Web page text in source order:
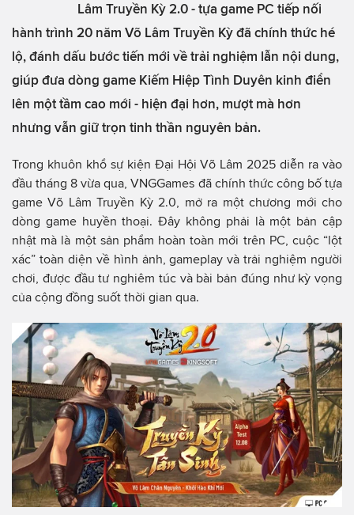
Lâm Truyền Kỳ 2.0 - tựa game PC tiếp nối
hành trình 20 năm Võ Lâm Truyền Kỳ đã chính thức hé
lộ, đánh dấu bước tiến mới về trải nghiệm lẫn nội dung,
giúp đưa dòng game Kiếm Hiệp Tình Duyên kinh điển
lên một tầm cao mới - hiện đại hơn, mượt mà hơn
nhưng vẫn giữ trọn tinh thần nguyên bản.
Trong khuôn khổ sự kiện Đại Hội Võ Lâm 2025 diễn ra vào
đầu tháng 8 vừa qua, VNGGames đã chính thức công bố tựa
game Võ Lâm Truyền Kỳ 2.0, mở ra một chương mới cho
dòng game huyền thoại. Đây không phải là một bản cập
nhật mà là một sản phẩm hoàn toàn mới trên PC, cuộc “lột
xác” toàn diện về hình ảnh, gameplay và trải nghiệm người
chơi, được đầu tư nghiêm túc và bài bản đúng như kỳ vọng
của cộng đồng suốt thời gian qua.